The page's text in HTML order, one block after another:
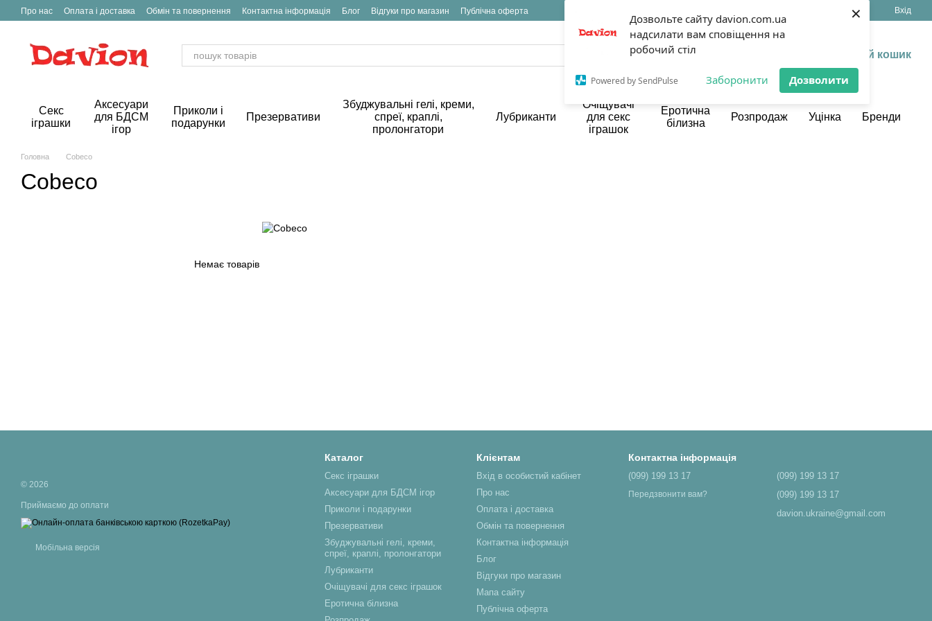
Дозвольте сайту davion.com.ua
надсилати вам сповіщення на
робочий стіл
Powered by SendPulse Заборонити Дозволити
×
Перейти до основного контенту
Про нас Оплата і доставка Обмін та повернення Контактна інформація Блог Відгуки про магазин Публічна оферта УкрРус Вхід
Мій кошик
Секс
іграшки
Аксесуари
для БДСМ
ігор
Приколи і
подарунки
Презервативи
Збуджувальні гелі, креми,
спреї, краплі,
пролонгатори
Лубриканти
Очіщувачі
для секс
іграшок
Еротична
білизна
Розпродаж Уцінка Бренди
Головна Cobeco
Cobeco
Немає товарів
© 2026
Приймаємо до оплати
Мобільна версія
Каталог
Секс іграшки
Аксесуари для БДСМ ігор
Приколи і подарунки
Презервативи
Збуджувальні гелі, креми,
спреї, краплі, пролонгатори
Лубриканти
Очіщувачі для секс іграшок
Еротична білизна
Клієнтам
Вхід в особистий кабінет
Про нас
Оплата і доставка
Обмін та повернення
Контактна інформація
Блог
Відгуки про магазин
Мапа сайту
Публічна оферта
Контактна інформація
(099) 199 13 17
Передзвонити вам?
(099) 199 13 17
(099) 199 13 17
davion.ukraine@gmail.com